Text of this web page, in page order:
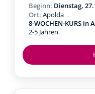
Beginn: Dienstag,
Ort: Apolda
8-WOCHEN-KURS in
2-5 Jahren